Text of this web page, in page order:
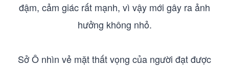
đậm, cảm giác rất mạnh, vì vậy mới gây ra ảnh
hưởng không nhỏ.
Sở Ô nhìn vẻ mặt thất vọng của người đạt được